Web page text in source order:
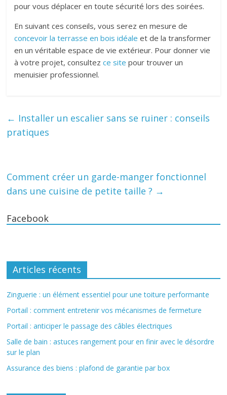
pour vous déplacer en toute sécurité lors des soirées.
En suivant ces conseils, vous serez en mesure de
concevoir la terrasse en bois idéale et de la transformer
en un véritable espace de vie extérieur. Pour donner vie
à votre projet, consultezce site pour trouver un
menuisier professionnel.
← Installer un escalier sans se ruiner : conseils
pratiques
Comment créer un garde-manger fonctionnel
dans une cuisine de petite taille ? →
Facebook
Articles récents
Zinguerie : un élément essentiel pour une toiture performante
Portail : comment entretenir vos mécanismes de fermeture
Portail : anticiper le passage des câbles électriques
Salle de bain : astuces rangement pour en finir avec le désordre
sur le plan
Assurance des biens : plafond de garantie par box